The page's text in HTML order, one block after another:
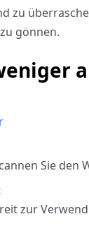
zu
gönnen.
Sie den
zur